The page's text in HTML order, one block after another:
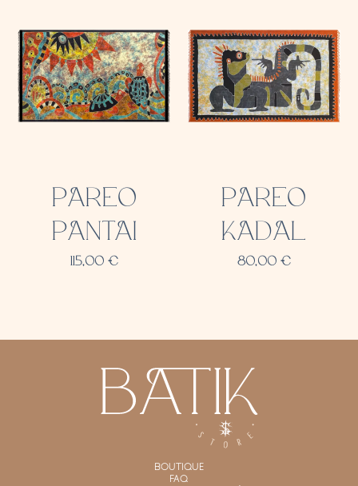
PAREO
PANTAI
115,00 €
PAREO
KADAL
80,00 €
BOUTIQUE
FAQ